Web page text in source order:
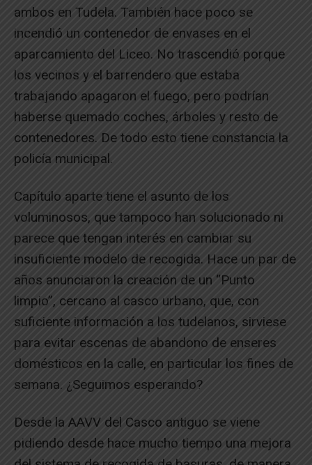
ambos en Tudela. También hace poco se
incendió un contenedor de envases en el
aparcamiento del Liceo. No trascendió porque
los vecinos y el barrendero que estaba
trabajando apagaron el fuego, pero podrían
haberse quemado coches, árboles y resto de
contenedores. De todo esto tiene constancia la
policía municipal.
Capítulo aparte tiene el asunto de los
voluminosos, que tampoco han solucionado ni
parece que tengan interés en cambiar su
insuficiente modelo de recogida. Hace un par de
años anunciaron la creación de un “Punto
limpio”, cercano al casco urbano, que, con
suficiente información a los tudelanos, sirviese
para evitar escenas de abandono de enseres
domésticos en la calle, en particular los fines de
semana. ¿Seguimos esperando?
Desde la AAVV del Casco antiguo se viene
pidiendo desde hace mucho tiempo una mejora